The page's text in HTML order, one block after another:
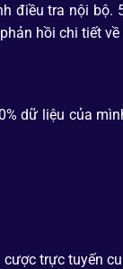
điều tra nội
hồi chi tiết
dữ liệu của
cược trực tuyến